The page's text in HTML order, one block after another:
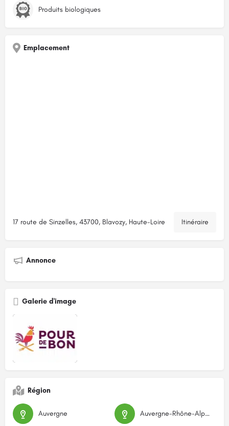
Produits biologiques
Emplacement
17 route de Sinzelles, 43700, Blavozy, Haute-Loire Itinéraire
Annonce
Galerie d'image
Région
Auvergne Auvergne-Rhône-Alpes